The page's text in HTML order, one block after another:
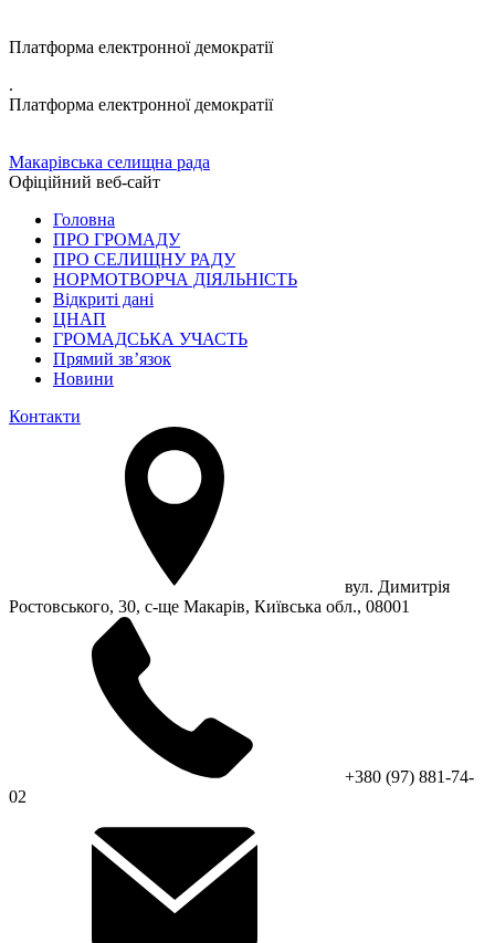
Платформа електронної демократії
.
Платформа електронної демократії
Макарівська селищна рада
Офіційний веб-сайт
Головна
ПРО ГРОМАДУ
ПРО СЕЛИЩНУ РАДУ
НОРМОТВОРЧА ДІЯЛЬНІСТЬ
Відкриті дані
ЦНАП
ГРОМАДСЬКА УЧАСТЬ
Прямий зв’язок
Новини
Контакти
вул. Димитрія
Ростовського, 30, с-ще Макарів, Київська обл., 08001
+380 (97) 881-74-
02